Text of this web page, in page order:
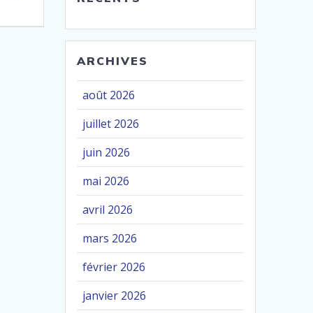
ARCHIVES
août 2026
juillet 2026
juin 2026
mai 2026
avril 2026
mars 2026
février 2026
janvier 2026